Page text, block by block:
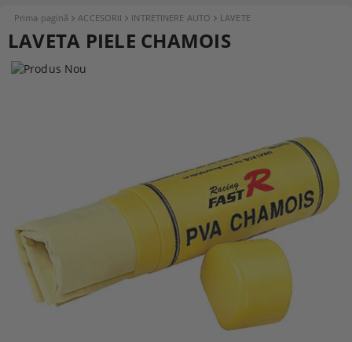
Prima pagină ACCESORII INTRETINERE AUTO LAVETE
LAVETA PIELE CHAMOIS